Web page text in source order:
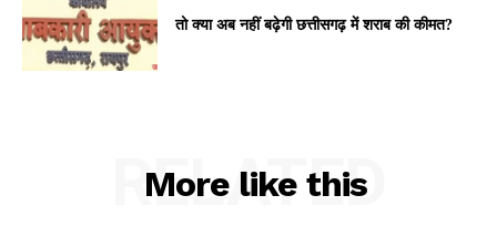
तो क्या अब नहीं बढ़ेगी छत्तीसगढ़ में शराब की कीमत?
More like this
RELATED